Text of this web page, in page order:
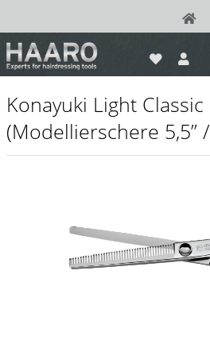
Scheren
Joewell
Konayuki Light
(Modellierschere 5,5’’